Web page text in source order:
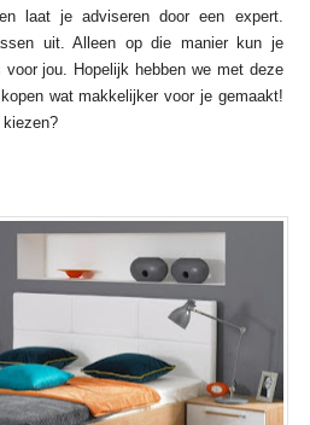
laat je adviseren door een expert.
uit. Alleen op die manier kun je
jou. Hopelijk hebben we met deze
wat makkelijker voor je gemaakt!
kiezen?